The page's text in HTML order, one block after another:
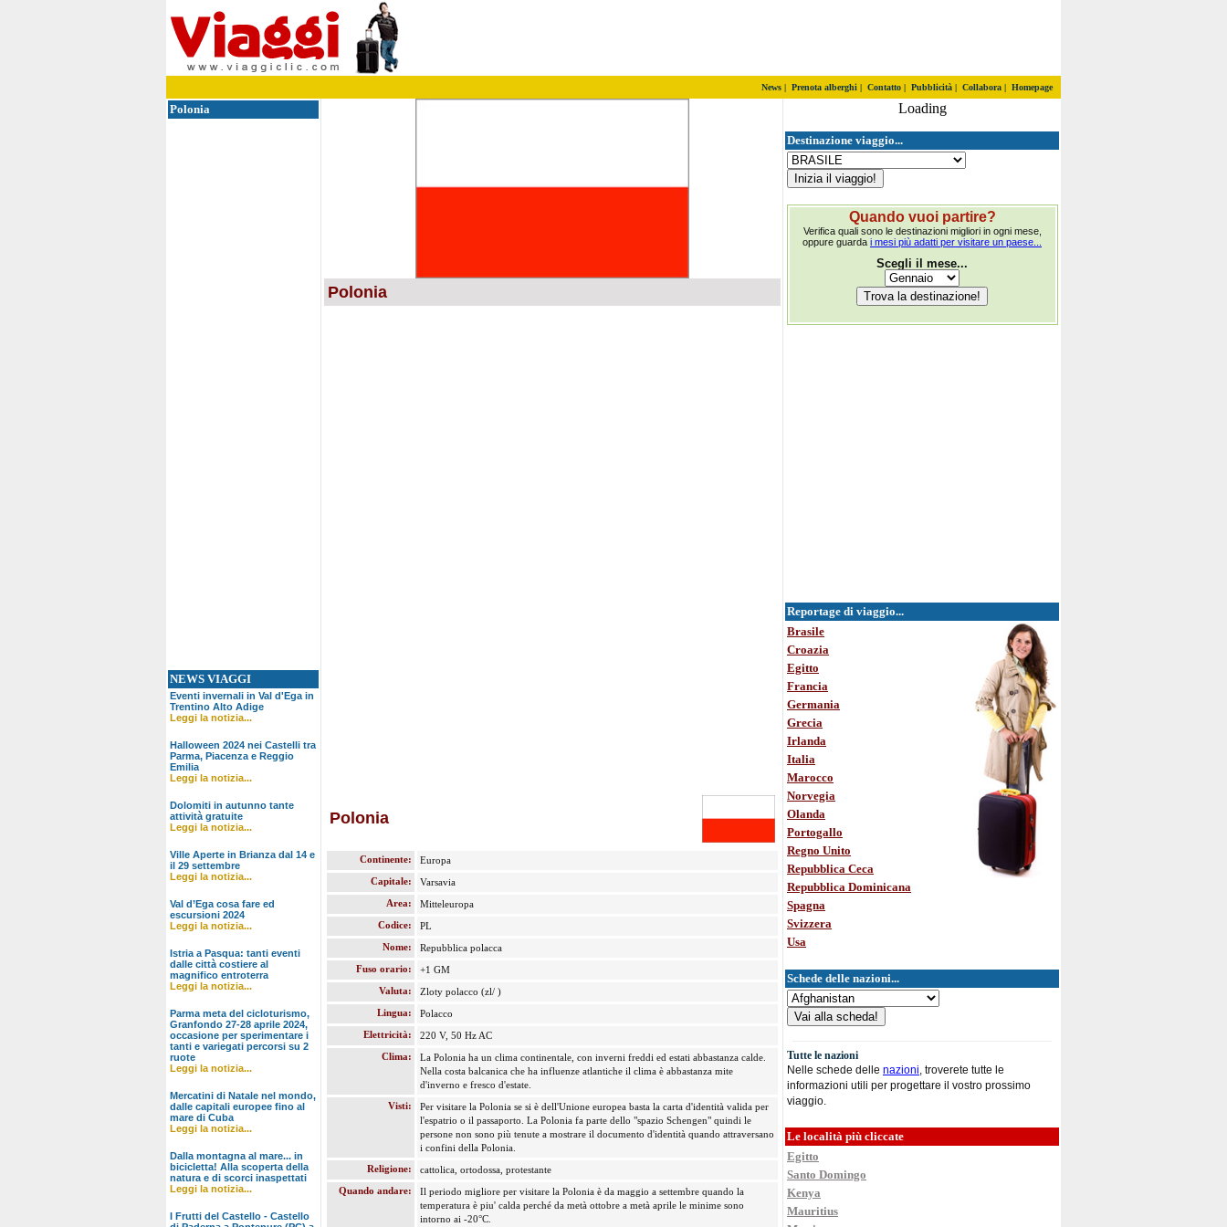
News | Prenota alberghi | Contatto | Pubblicità | Collabora | Homepage
Polonia
NEWS VIAGGI
Eventi invernali in Val d'Ega in
Trentino Alto Adige
Leggi la notizia...
Halloween 2024 nei Castelli tra
Parma, Piacenza e Reggio
Emilia
Leggi la notizia...
Dolomiti in autunno tante
attività gratuite
Leggi la notizia...
Ville Aperte in Brianza dal 14 e
il 29 settembre
Leggi la notizia...
Val d’Ega cosa fare ed
escursioni 2024
Leggi la notizia...
Istria a Pasqua: tanti eventi
dalle città costiere al
magnifico entroterra
Leggi la notizia...
Parma meta del cicloturismo,
Granfondo 27-28 aprile 2024,
occasione per sperimentare i
tanti e variegati percorsi su 2
ruote
Leggi la notizia...
Mercatini di Natale nel mondo,
dalle capitali europee fino al
mare di Cuba
Leggi la notizia...
Dalla montagna al mare... in
bicicletta! Alla scoperta della
natura e di scorci inaspettati
Leggi la notizia...
I Frutti del Castello - Castello
Polonia
Polonia
Continente:
Europa
Capitale:
Varsavia
Area:
Mitteleuropa
Codice:
PL
Nome:
Repubblica polacca
Fuso orario:
+1 GM
Valuta:
Zloty polacco (zl/ )
Lingua:
Polacco
Elettricità:
220 V, 50 Hz AC
Clima:
La Polonia ha un clima continentale, con inverni freddi ed estati abbastanza calde.
Nella costa balcanica che ha influenze atlantiche il clima è abbastanza mite
d'inverno e fresco d'estate.
Visti:
Per visitare la Polonia se si è dell'Unione europea basta la carta d'identità valida per
l'espatrio o il passaporto. La Polonia fa parte dello "spazio Schengen" quindi le
persone non sono più tenute a mostrare il documento d'identità quando attraversano
i confini della Polonia.
Religione:
cattolica, ortodossa, protestante
Quando andare:
Il periodo migliore per visitare la Polonia è da maggio a settembre quando la
temperatura è piu' calda perché da metà ottobre a metà aprile le minime sono
intorno ai -20°C.
Loading
Destinazione viaggio...
Quando vuoi partire?
Verifica quali sono le destinazioni migliori in ogni mese,
oppure guarda i mesi più adatti per visitare un paese...
Scegli il mese...
Reportage di viaggio...
Brasile
Croazia
Egitto
Francia
Germania
Grecia
Irlanda
Italia
Marocco
Norvegia
Olanda
Portogallo
Regno Unito
Repubblica Ceca
Repubblica Dominicana
Spagna
Svizzera
Usa
Schede delle nazioni...
Tutte le nazioni
Nelle schede delle nazioni, troverete tutte le
informazioni utili per progettare il vostro prossimo
viaggio.
Le località più cliccate
Egitto
Santo Domingo
Kenya
Mauritius